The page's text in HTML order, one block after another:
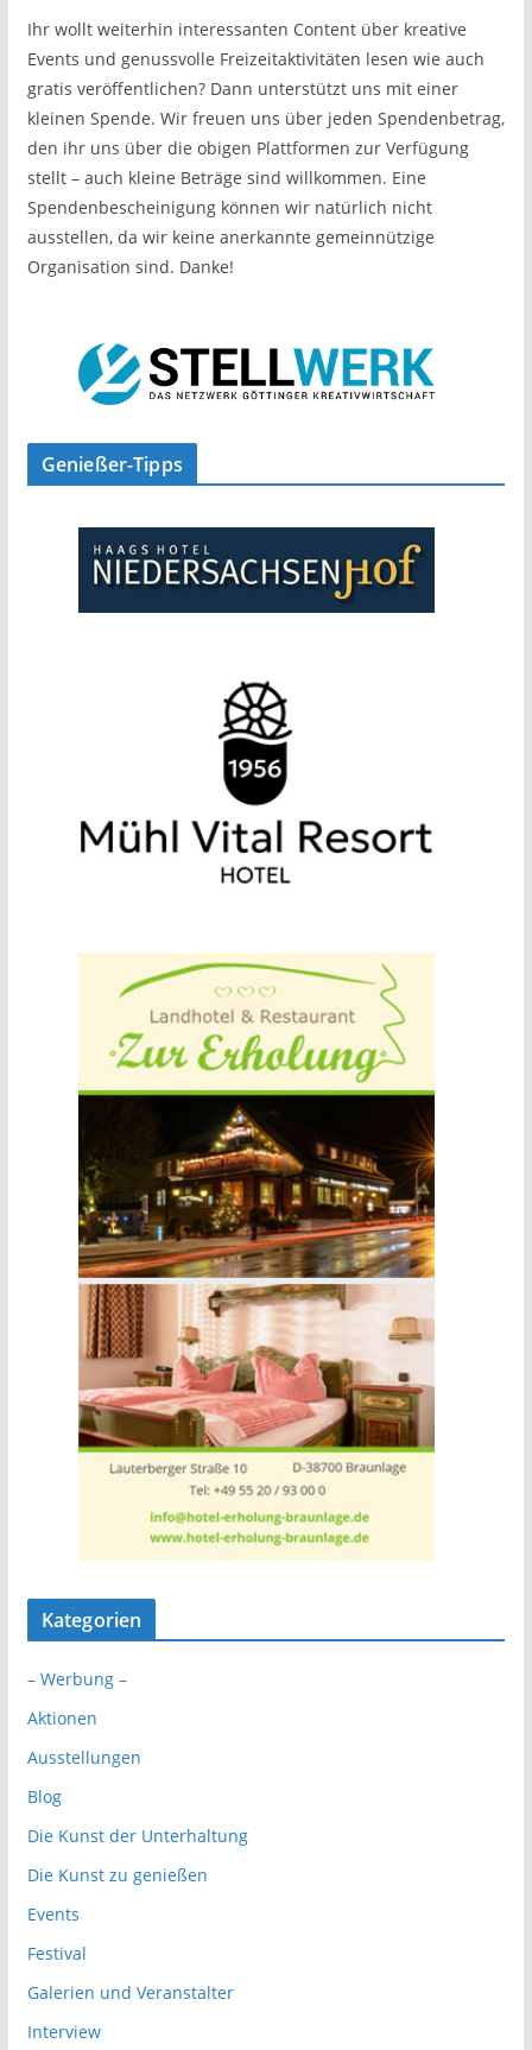
Ihr wollt weiterhin interessanten Content über kreative
Events und genussvolle Freizeitaktivitäten lesen wie auch
gratis veröffentlichen? Dann unterstützt uns mit einer
kleinen Spende. Wir freuen uns über jeden Spendenbetrag,
den ihr uns über die obigen Plattformen zur Verfügung
stellt – auch kleine Beträge sind willkommen. Eine
Spendenbescheinigung können wir natürlich nicht
ausstellen, da wir keine anerkannte gemeinnützige
Organisation sind. Danke!
Genießer-Tipps
Kategorien
– Werbung –
Aktionen
Ausstellungen
Blog
Die Kunst der Unterhaltung
Die Kunst zu genießen
Events
Festival
Galerien und Veranstalter
Interview